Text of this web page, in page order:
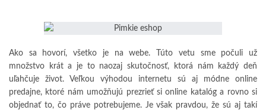
Ako sa hovorí, všetko je na webe. Túto vetu sme počuli už
množstvo krát a je to naozaj skutočnosť, ktorá nám každý deň
uľahčuje život. Veľkou výhodou internetu sú aj módne online
predajne, ktoré nám umožňujú prezrieť si online katalóg a rovno si
objednať to, čo práve potrebujeme. Je však pravdou, že sú aj takí